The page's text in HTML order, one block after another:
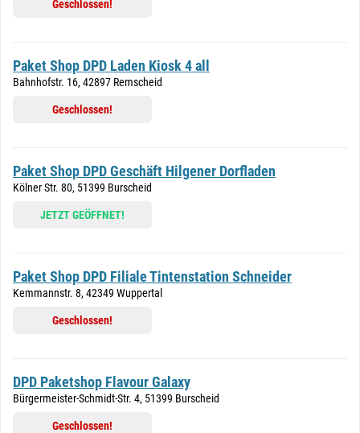
Geschlossen!
Paket Shop DPD Laden Kiosk 4 all
Bahnhofstr. 16, 42897 Remscheid
Geschlossen!
Paket Shop DPD Geschäft Hilgener Dorfladen
Kölner Str. 80, 51399 Burscheid
JETZT GEÖFFNET!
Paket Shop DPD Filiale Tintenstation Schneider
Kemmannstr. 8, 42349 Wuppertal
Geschlossen!
DPD Paketshop Flavour Galaxy
Bürgermeister-Schmidt-Str. 4, 51399 Burscheid
Geschlossen!